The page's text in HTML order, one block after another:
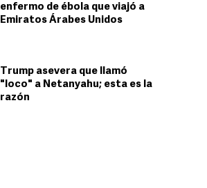
enfermo de ébola que viajó a
Emiratos Árabes Unidos
Trump asevera que llamó
"loco" a Netanyahu; esta es la
razón